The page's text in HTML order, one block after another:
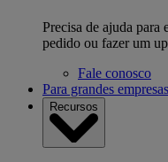
Precisa de ajuda para
pedido ou fazer um
Fale conosco
Para grandes empresas
Recursos